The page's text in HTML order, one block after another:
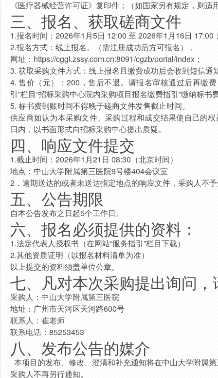
《医疗器械经营许可证》复印件；（如国家另有规定，则适
三、报名、获取磋商文件
1.报名时间： 2026年1月5日 12:00 至 2026年1月16日 17:00
2.报名方式：线上报名。（需注册成功后方可报名），
网址： https://cggl.zssy.com.cn:8091/cgzb/portal/index ；
3. 获取采购文件方式：线上报名且缴费成功后会收到短信通
4.售价（元）：200 ，售后不退。请报名审核通过后再缴
引”栏目“招标采购中心院内采购项目报名缴费指引”缴纳标
5. 标书费到账时间不得晚于磋商文件发售截止时间。
供应商如认为本采购文件、采购过程和成交结果使自己的
日内，以书面形式向招标采购中心提出质疑。
四、响应文件提交
1.截止时间： 2026年1月21日 08:30 （北京时间）
地点： 中山大学附属第三医院9号楼404会议室
2 ．逾期送达的或者未送达指定地点的响应文件，采购人不
五、公告期限
自本公告发布之日起5个工作日。
六、报名必须提供的资料：
1.法定代表人授权书（在网站“服务指引”栏目下载）
2.其他资质证明（以报名材料清单为准）
以上提交的资料须盖单位公章。
七、凡对本次采购提出询问
采购人：中山大学附属第三医院
地址：广州市天河区天河路600号
联系人： 崔老师
联系电话： 85253453
八、发布公告的媒介
本项目的发布、修改、澄清和补充通知将在中山大学附属
采购人不再另行通知。